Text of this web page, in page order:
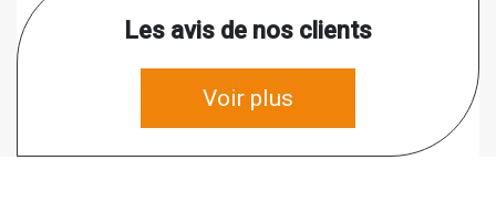
Les avis de nos clients
Voir plus